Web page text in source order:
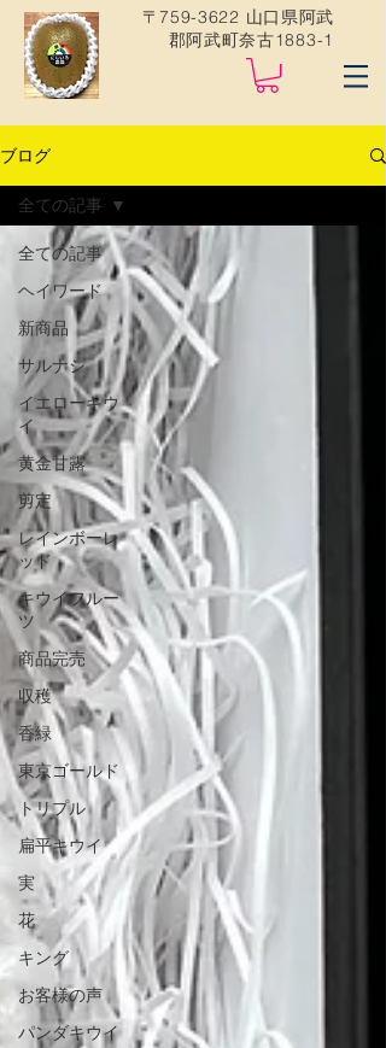
〒759-3622 山口県阿武
郡阿武町奈古1883-1
ブログ
全ての記事
ヘイワード
新商品
サルナシ
イエローキウ
イ
黄金甘露
剪定
レインボーレ
ッド
キウイフルー
ツ
商品完売
収穫
香緑
東京ゴールド
トリプル
扁平キウイ
実
花
キング
お客様の声
パンダキウイ
全ての記事